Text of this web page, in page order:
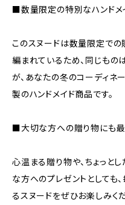
■数量限定の特別なハンドメ
このスヌードは数量限定で
編まれているため、同じもの
が、あなたの冬のコーディネ
製のハンドメイド商品です。
■大切な方への贈り物にも最
心温まる贈り物や、ちょっと
な方へのプレゼントとしても
るスヌードをぜひお楽しみく